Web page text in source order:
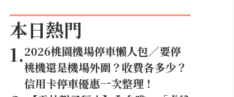
本日熱門
1.2026桃園機場停車懶人包／要停
桃機還是機場外圍？收費各多少？
信用卡停車優惠一次整理！